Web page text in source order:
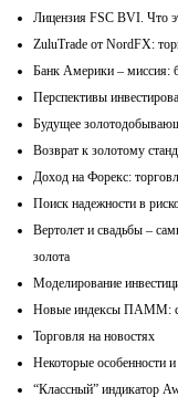
Лицензия FSC BVI. Что
ZuluTrade от NordFX:
Банк Америки – миссия:
Перспективы
Будущее
Возврат к золотому
Доход на Форекс:
Поиск надежности в
Вертолет и свадьбы –
золота
Моделирование
Новые индексы ПАММ:
Торговля на новостях
Некоторые особенности
“Классный” индикатор